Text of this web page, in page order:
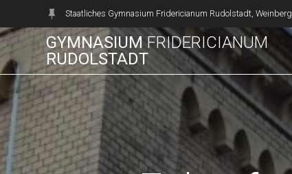
springen
Staatliches Gymnasium Fridericianum Rudolstadt,
GYMNASIUMFRIDERICIANUM
RUDOLSTADT